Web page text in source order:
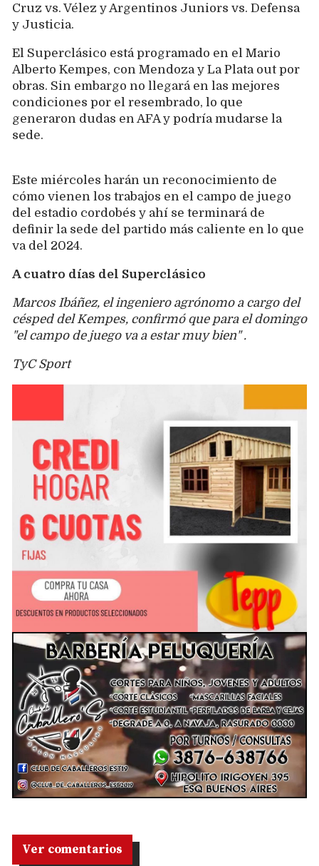
Cruz vs. Vélez y Argentinos Juniors vs. Defensa
y Justicia.
El Superclásico está programado en el Mario
Alberto Kempes, con Mendoza y La Plata out por
obras. Sin embargo no llegará en las mejores
condiciones por el resembrado, lo que
generaron dudas en AFA y podría mudarse la
sede.
Este miércoles harán un reconocimiento de
cómo vienen los trabajos en el campo de juego
del estadio cordobés y ahí se terminará de
definir la sede del partido más caliente en lo que
va del 2024.
A cuatro días del Superclásico
Marcos Ibáñez, el ingeniero agrónomo a cargo del
césped del Kempes, confirmó que para el domingo
"el campo de juego va a estar muy bien" .
TyC Sport
Ver comentarios